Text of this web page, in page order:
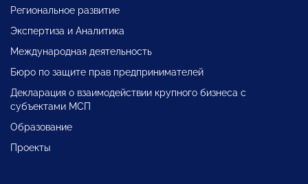
Региональное развитие
Экспертиза и Аналитика
Международная деятельность
Бюро по защите прав предпринимателей
Декларация о взаимодействии крупного бизнеса с
субъектами МСП
Образование
Проекты